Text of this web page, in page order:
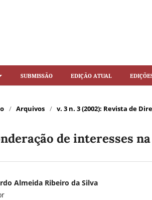
Submissão Edição Atual
/ Arquivos / v. 3 n. 3 (2002): Revista de
de interesses
Almeida Ribeiro da Silva